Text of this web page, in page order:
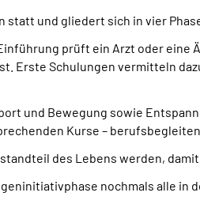
statt und gliedert sich in vier
prüft ein Arzt oder eine
Erste Schulungen vermitteln
und Bewegung sowie
Kurse –
des Lebens werden,
nochmals alle in